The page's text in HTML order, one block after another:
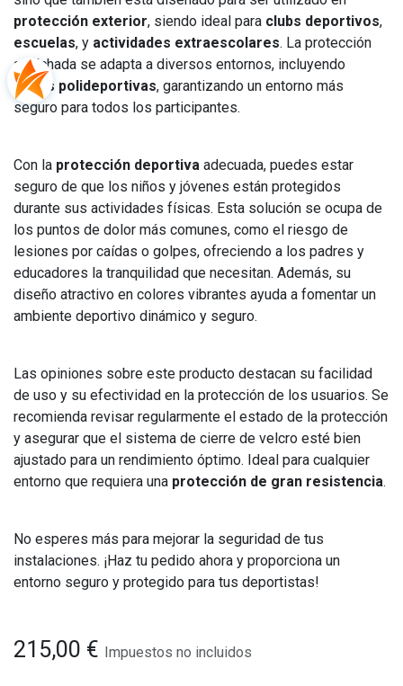
protección exterior, siendo ideal para clubs deportivos,
escuelas, y actividades extraescolares. La protección
acolchada se adapta a diversos entornos, incluyendo
pistas polideportivas, garantizando un entorno más
seguro para todos los participantes.
Con la protección deportiva adecuada, puedes estar
seguro de que los niños y jóvenes están protegidos
durante sus actividades físicas. Esta solución se ocupa de
los puntos de dolor más comunes, como el riesgo de
lesiones por caídas o golpes, ofreciendo a los padres y
educadores la tranquilidad que necesitan. Además, su
diseño atractivo en colores vibrantes ayuda a fomentar un
ambiente deportivo dinámico y seguro.
Las opiniones sobre este producto destacan su facilidad
de uso y su efectividad en la protección de los usuarios. Se
recomienda revisar regularmente el estado de la protección
y asegurar que el sistema de cierre de velcro esté bien
ajustado para un rendimiento óptimo. Ideal para cualquier
entorno que requiera una protección de gran resistencia.
No esperes más para mejorar la seguridad de tus
instalaciones. ¡Haz tu pedido ahora y proporciona un
entorno seguro y protegido para tus deportistas!
215,00 € Impuestos no incluidos